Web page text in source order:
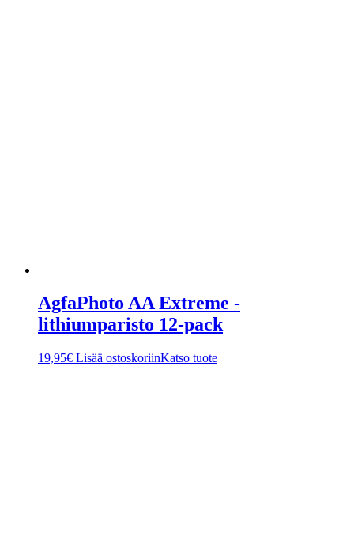
AgfaPhoto AA Extreme -
lithiumparisto 12-pack
19,95€ Lisää ostoskoriinKatso tuote